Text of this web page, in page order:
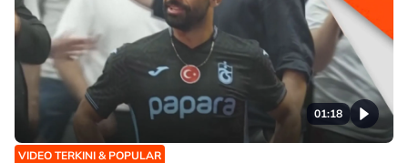
01:18
VIDEO TERKINI & POPULAR